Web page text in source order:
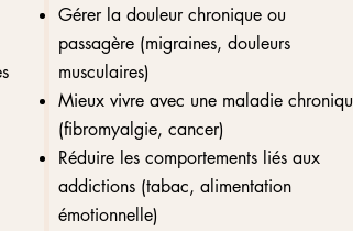
Gérer la douleur chronique ou
passagère (migraines, douleurs
musculaires)
Mieux vivre avec une maladie
(fibromyalgie, cancer)
Réduire les comportements liés aux
addictions (tabac, alimentation
émotionnelle)